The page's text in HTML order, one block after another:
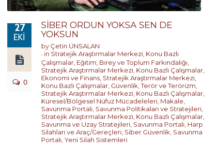
27
EKI
0
SİBER ORDUN YOKSA SEN DE
YOKSUN
by Çetin ÜNSALAN
in Stratejik Araştırmalar Merkezi Konu Bazlı
Çalışmalar Eğitim, Birey ve Toplum Farkındalığı
Stratejik Araştırmalar Merkezi Konu Bazlı Çalışmalar
Ekonomi ve Finans Stratejik Araştırmalar Merkezi
Konu Bazlı Çalışmalar Güvenlik, Terör ve Terörizm
Stratejik Araştırmalar Merkezi Konu Bazlı Çalışmalar
Küresel/Bölgesel Nüfuz Mücadeleleri Makale
Savunma Portalı Savunma Politikaları ve Stratejileri
Stratejik Araştırmalar Merkezi Konu Bazlı Çalışmalar
Savunma ve Uzay Stratejileri Savunma Portalı Harp
Silahları ve Araç/Gereçleri Siber Güvenlik Savunma
Portalı Yeni Silah Sistemleri